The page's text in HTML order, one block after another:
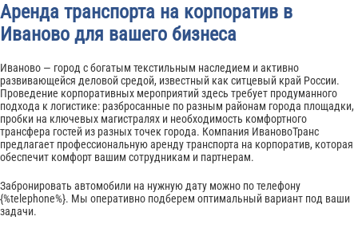
Аренда транспорта на корпоратив в
Иваново для вашего бизнеса
Иваново — город с богатым текстильным наследием и активно
развивающейся деловой средой, известный как ситцевый край России.
Проведение корпоративных мероприятий здесь требует продуманного
подхода к логистике: разбросанные по разным районам города площадки,
пробки на ключевых магистралях и необходимость комфортного
трансфера гостей из разных точек города. Компания ИвановоТранс
предлагает профессиональную аренду транспорта на корпоратив, которая
обеспечит комфорт вашим сотрудникам и партнерам.
Забронировать автомобили на нужную дату можно по телефону
{%telephone%}. Мы оперативно подберем оптимальный вариант под ваши
задачи.